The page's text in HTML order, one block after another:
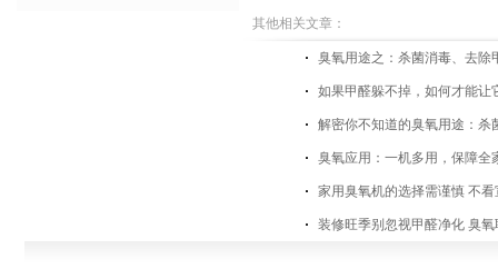
其他相关文章：
臭氧用途之：杀菌消毒、去除
如果甲醛躲不掉，如何才能让
解密你不知道的臭氧用途：杀
臭氧应用：一机多用，保障全
家用臭氧机的选择需谨慎 不
装修旺季别忽视甲醛净化 臭